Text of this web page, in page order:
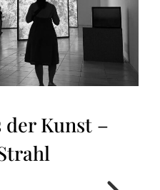
der Kunst –